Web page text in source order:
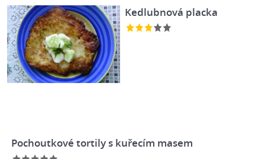
Kedlubnová placka
Pochoutkové tortily s kuřecím masem